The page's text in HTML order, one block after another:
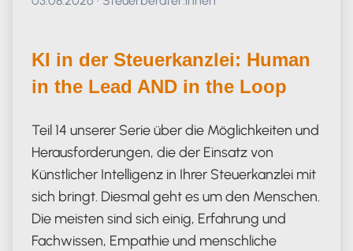
KI in der Steuerkanzlei: Human
in the Lead AND in the Loop
Teil 14 unserer Serie über die Möglichkeiten und
Herausforderungen, die der Einsatz von
Künstlicher Intelligenz in Ihrer Steuerkanzlei mit
sich bringt. Diesmal geht es um den Menschen.
Die meisten sind sich einig, Erfahrung und
Fachwissen, Empathie und menschliche